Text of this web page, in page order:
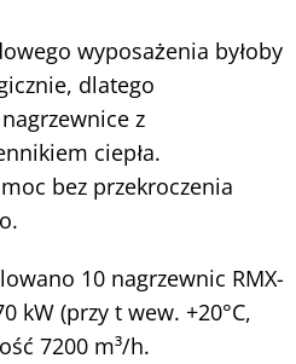
wyposażenia byłoby
dlatego
z
ciepła.
bez przekroczenia
10 nagrzewnic RMX-
kW (przy t wew. +20°C,
7200 m³/h.